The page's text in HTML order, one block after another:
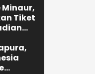
Minaur,
Tiket